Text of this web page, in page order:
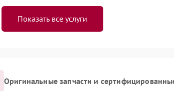
Показать все услуги
Оригинальные запчасти и